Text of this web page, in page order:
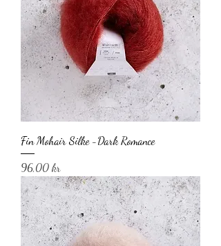
Fin Mohair Silke -Dark Romance
Pris
96,00 kr